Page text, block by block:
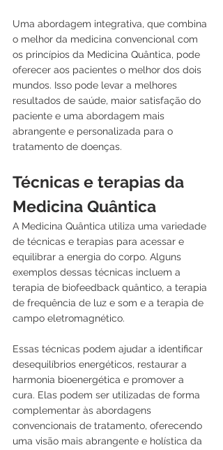
Uma abordagem integrativa, que combina
o melhor da medicina convencional com
os princípios da Medicina Quântica, pode
oferecer aos pacientes o melhor dos dois
mundos. Isso pode levar a melhores
resultados de saúde, maior satisfação do
paciente e uma abordagem mais
abrangente e personalizada para o
tratamento de doenças.
Técnicas e terapias da
Medicina Quântica
A Medicina Quântica utiliza uma variedade
de técnicas e terapias para acessar e
equilibrar a energia do corpo. Alguns
exemplos dessas técnicas incluem a
terapia de biofeedback quântico, a terapia
de frequência de luz e som e a terapia de
campo eletromagnético.
Essas técnicas podem ajudar a identificar
desequilíbrios energéticos, restaurar a
harmonia bioenergética e promover a
cura. Elas podem ser utilizadas de forma
complementar às abordagens
convencionais de tratamento, oferecendo
uma visão mais abrangente e holística da